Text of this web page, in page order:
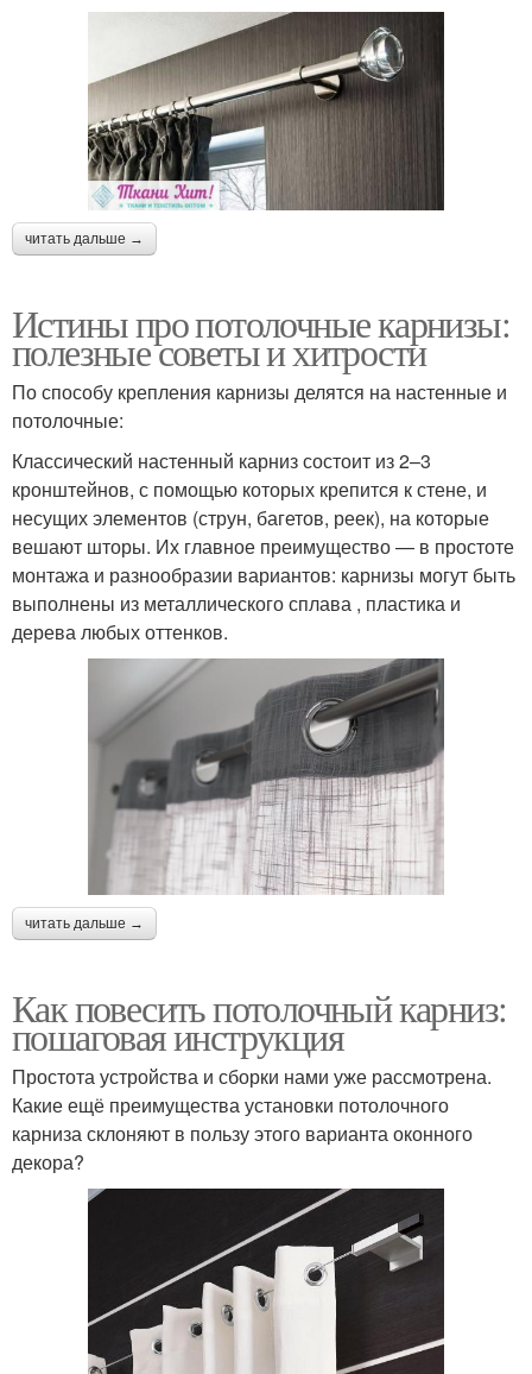
читать дальше →
Истины про потолочные карнизы:
полезные советы и хитрости
По способу крепления карнизы делятся на настенные и
потолочные:
Классический настенный карниз состоит из 2–3
кронштейнов, с помощью которых крепится к стене, и
несущих элементов (струн, багетов, реек), на которые
вешают шторы. Их главное преимущество — в простоте
монтажа и разнообразии вариантов: карнизы могут быть
выполнены из металлического сплава , пластика и
дерева любых оттенков.
читать дальше →
Как повесить потолочный карниз:
пошаговая инструкция
Простота устройства и сборки нами уже рассмотрена.
Какие ещё преимущества установки потолочного
карниза склоняют в пользу этого варианта оконного
декора?